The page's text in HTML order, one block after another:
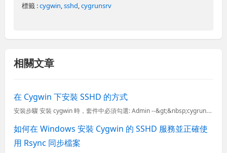
標籤 :cygwin ,sshd ,cygrunsrv
相關文章
在 Cygwin 下安裝 SSHD 的方式
安裝步驟 安裝 cygwin 時，套件中必須勾選: Admin --&gt;&nbsp;cygrunsrv ...
如何在 Windows 安裝 Cygwin 的 SSHD 服務並正確使
用 Rsync 同步檔案